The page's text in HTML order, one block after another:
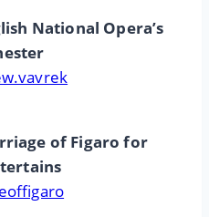
National Opera’s
of Figaro for